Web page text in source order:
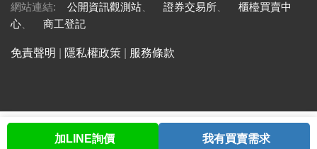
股票查詢 與我聯繫 會員中心
網站連結: 公開資訊觀測站 證券交易所
櫃檯買賣中
心
商工登記
免責聲明 隱私權政策 服務條款
加LINE詢價 我有買賣需求